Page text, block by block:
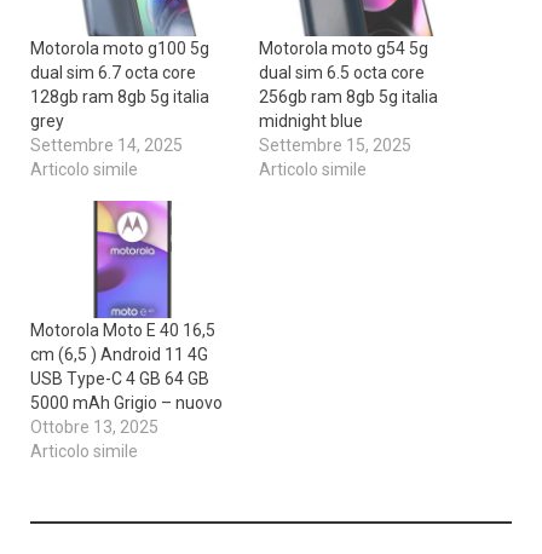
Motorola moto g100 5g
dual sim 6.7 octa core
128gb ram 8gb 5g italia
grey
Settembre 14, 2025
Articolo simile
Motorola moto g54 5g
dual sim 6.5 octa core
256gb ram 8gb 5g italia
midnight blue
Settembre 15, 2025
Articolo simile
Motorola Moto E 40 16,5
cm (6,5 ) Android 11 4G
USB Type-C 4 GB 64 GB
5000 mAh Grigio – nuovo
Ottobre 13, 2025
Articolo simile